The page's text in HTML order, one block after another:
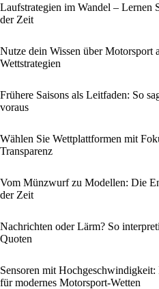
Laufstrategien im Wandel – Lernen
der Zeit
Nutze dein Wissen über Motorsport
Wettstrategien
Frühere Saisons als Leitfaden: So
voraus
Wählen Sie Wettplattformen mit
Transparenz
Vom Münzwurf zu Modellen: Die
der Zeit
Nachrichten oder Lärm? So
Quoten
Sensoren mit
für modernes Motorsport-Wetten